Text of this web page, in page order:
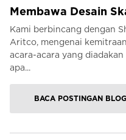
Membawa Desain
Kami berbincang dengan
Aritco, mengenai
acara-acara yang
apa...
BACA POSTINGAN BLOG